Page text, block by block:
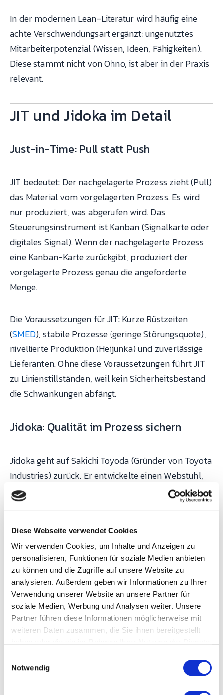
Diese Webseite verwendet Cookies
Wir verwenden Cookies, um Inhalte und Anzeigen zu
personalisieren, Funktionen für soziale Medien anbieten
zu können und die Zugriffe auf unsere Website zu
analysieren. Außerdem geben wir Informationen zu Ihrer
Verwendung unserer Website an unsere Partner für
soziale Medien, Werbung und Analysen weiter. Unsere
Partner führen diese Informationen möglicherweise mit
weiteren Daten zusammen, die Sie ihnen bereitgestellt
Notwendig
In der modernen Lean-Literatur wird häufig eine
achte Verschwendungsart ergänzt: ungenutztes
Mitarbeiterpotenzial (Wissen, Ideen, Fähigkeiten).
Diese stammt nicht von Ohno, ist aber in der Praxis
relevant.
JIT und Jidoka im Detail
Just-in-Time: Pull statt Push
JIT bedeutet: Der nachgelagerte Prozess zieht (Pull)
das Material vom vorgelagerten Prozess. Es wird
nur produziert, was abgerufen wird. Das
Steuerungsinstrument ist Kanban (Signalkarte oder
digitales Signal). Wenn der nachgelagerte Prozess
eine Kanban-Karte zurückgibt, produziert der
vorgelagerte Prozess genau die angeforderte
Menge.
Die Voraussetzungen für JIT: Kurze Rüstzeiten
(SMED), stabile Prozesse (geringe Störungsquote),
nivellierte Produktion (Heijunka) und zuverlässige
Lieferanten. Ohne diese Voraussetzungen führt JIT
zu Linienstillständen, weil kein Sicherheitsbestand
die Schwankungen abfängt.
Jidoka: Qualität im Prozess sichern
Jidoka geht auf Sakichi Toyoda (Gründer von Toyota
Industries) zurück. Er entwickelte einen Webstuhl,
der automatisch stoppte, wenn ein Faden riss.
Dieses Prinzip wurde auf die gesamte Fertigung
erkennt, stoppt sie automatisch. Wenn ein Bediener
ein Qualitätsproblem bemerkt, zieht er die Andon-
Leine (oder drückt den Andon-Knopf), und die Linie
stoppt.
Entscheidend ist, was nach dem Stopp passiert:
Nicht weiterproduzieren, bis die Ursache gefunden
fragen, bis die Grundursache erreicht ist. Poka Yoke